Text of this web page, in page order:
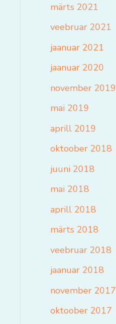
märts 2021
veebruar 2021
jaanuar 2021
jaanuar 2020
november 2019
mai 2019
aprill 2019
oktoober 2018
juuni 2018
mai 2018
aprill 2018
märts 2018
veebruar 2018
jaanuar 2018
november 2017
oktoober 2017